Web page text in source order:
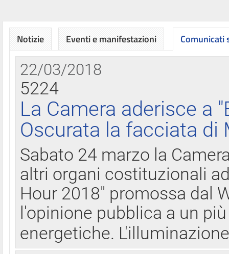
Notizie Eventi e manifestazioni Comunicati
22/03/2018
5224
La Camera aderisce a
Oscurata la facciata di
Sabato 24 marzo la
altri organi costituzionali
Hour 2018" promossa dal
l'opinione pubblica a un
energetiche.